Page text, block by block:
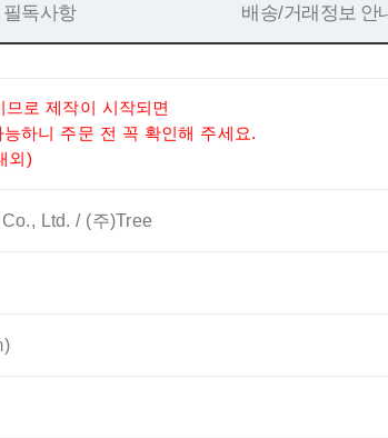
독사항 배송/거래정보 안
로 제작이 시작되면
하니 주문 전 꼭 확인해 주세요.
외)
Ltd. / (주)Tree